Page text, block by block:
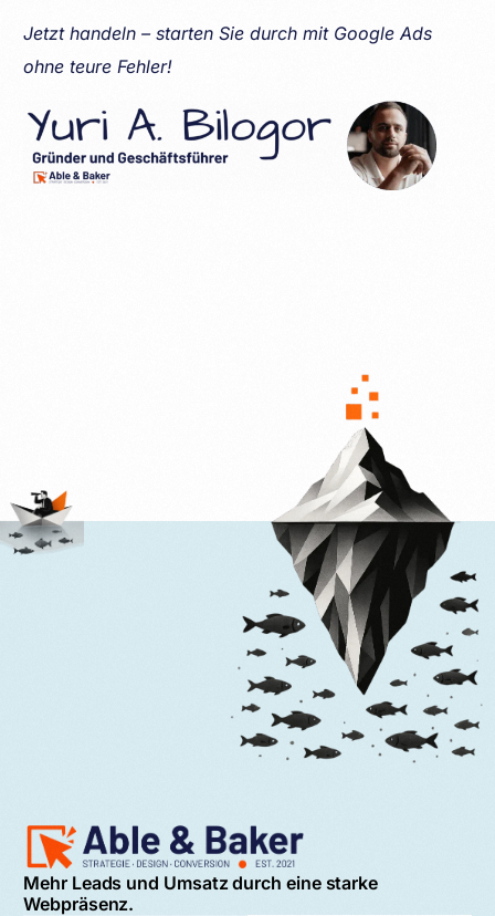
Jetzt handeln – starten Sie durch mit Google Ads
ohne teure Fehler!
Mehr Leads und Umsatz durch eine starke
Webpräsenz.